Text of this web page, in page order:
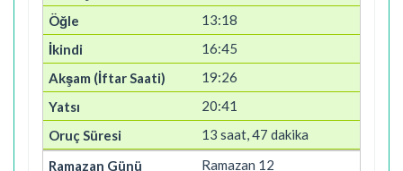
13:18
16:45
19:26
20:41
13 saat, 47 dakika
Ramazan 12